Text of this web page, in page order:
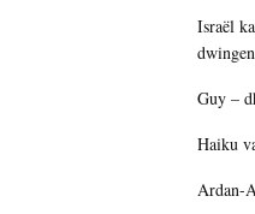
Israël
dwingen
Guy –
Haiku
Ardan-